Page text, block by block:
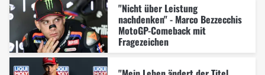
"Nicht über Leistung
nachdenken" - Marco Bezzecchis
MotoGP-Comeback mit
Fragezeichen